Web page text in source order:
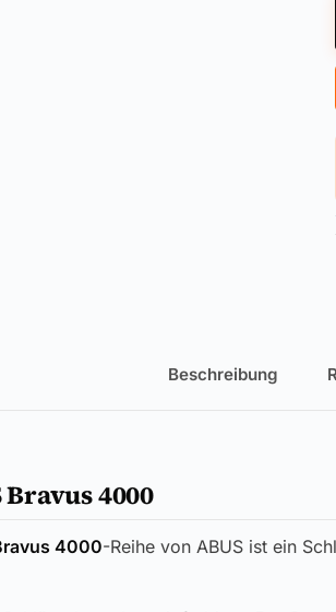
Beschreibung
4000
4000-Reihe von ABUS ist ein